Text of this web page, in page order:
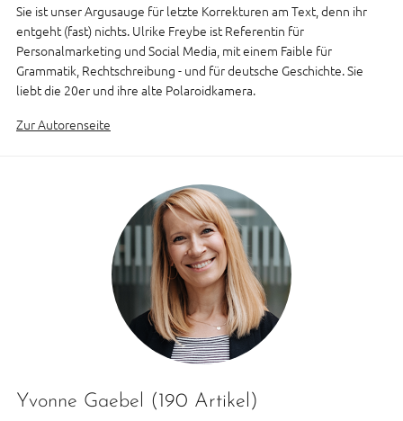
Sie ist unser Argusauge für letzte Korrekturen am Text, denn ihr
entgeht (fast) nichts. Ulrike Freybe ist Referentin für
Personalmarketing und Social Media, mit einem Faible für
Grammatik, Rechtschreibung - und für deutsche Geschichte. Sie
liebt die 20er und ihre alte Polaroidkamera.
Zur Autorenseite
Yvonne Gaebel (190 Artikel)